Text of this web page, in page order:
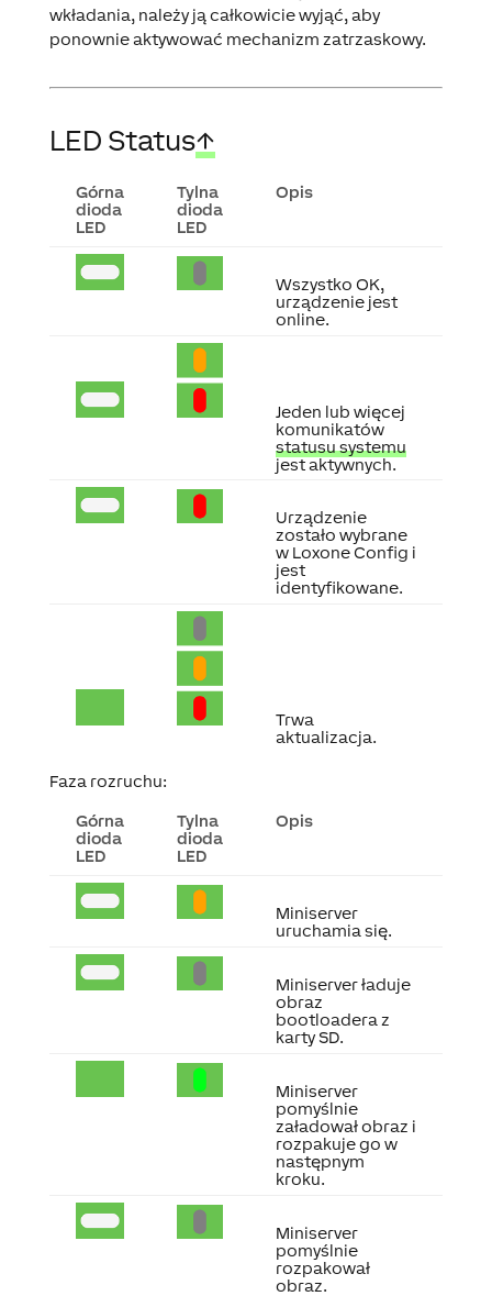
wkładania, należy ją całkowicie wyjąć, aby
ponownie aktywować mechanizm zatrzaskowy.
LED Status↑
Górna
dioda
LED
Tylna
dioda
LED
Opis
Wszystko OK,
urządzenie jest
online.
Jeden lub więcej
komunikatów
statusu systemu
jest aktywnych.
Urządzenie
zostało wybrane
w Loxone Config i
jest
identyfikowane.
Trwa
aktualizacja.
Faza rozruchu:
Górna
dioda
LED
Tylna
dioda
LED
Opis
Miniserver
uruchamia się.
Miniserver ładuje
obraz
bootloadera z
karty SD.
Miniserver
pomyślnie
załadował obraz i
rozpakuje go w
następnym
kroku.
Miniserver
pomyślnie
rozpakował
obraz.